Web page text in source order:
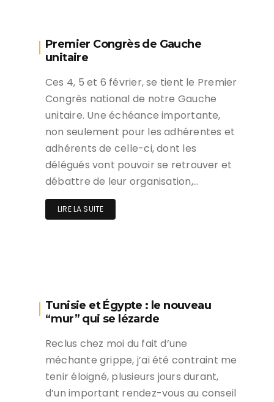
Premier Congrès de Gauche
unitaire
Ces 4, 5 et 6 février, se tient le Premier
Congrès national de notre Gauche
unitaire. Une échéance importante,
non seulement pour les adhérentes et
adhérents de celle-ci, dont les
délégués vont pouvoir se retrouver et
débattre de leur organisation,…
LIRE LA SUITE
Tunisie et Égypte : le nouveau
“mur” qui se lézarde
Reclus chez moi du fait d’une
méchante grippe, j’ai été contraint me
tenir éloigné, plusieurs jours durant,
d’un important rendez-vous au conseil